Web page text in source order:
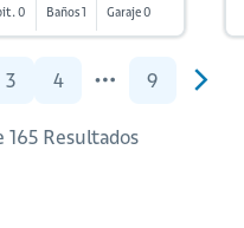
0 Baños 1 Garaje 0
3 4 9
165 Resultados